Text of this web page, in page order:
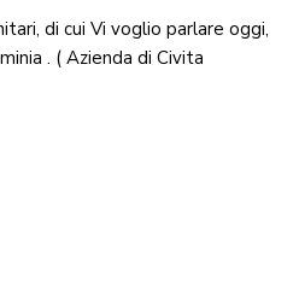
di cui Vi voglio parlare oggi,
. ( Azienda di Civita